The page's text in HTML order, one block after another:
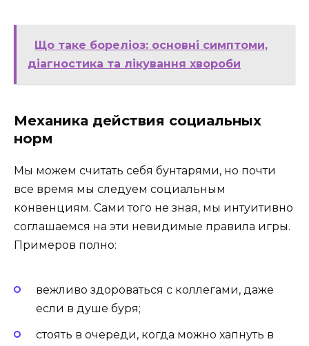
Що таке бореліоз: основні симптоми,
діагностика та лікування хвороби
Механика действия социальных
норм
Мы можем считать себя бунтарями, но почти
все время мы следуем социальным
конвенциям. Сами того не зная, мы интуитивно
соглашаемся на эти невидимые правила игры.
Примеров полно:
вежливо здороваться с коллегами, даже
если в душе буря;
стоять в очереди, когда можно хапнуть в